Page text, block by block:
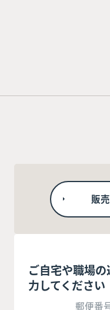
販
ご自宅や職場
力してください
郵便番